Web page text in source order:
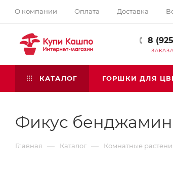
О компании Оплата Доставка
8
КАТАЛОГ ГОРШКИ ДЛЯ
Фикус
Главная — Каталог — Комнатные